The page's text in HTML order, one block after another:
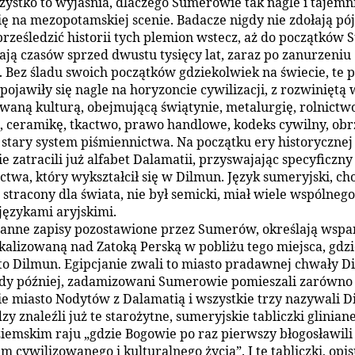
na mezopotamskiej scenie. Badacze nigdy nie zdołają
historii tych plemion wstecz, aż do początków
czasów sprzed dwustu tysięcy lat, zaraz po zanurzeniu
śladu swoich początków gdziekolwiek na świecie, te
się nagle na horyzoncie cywilizacji, z rozwiniętą
kulturą, obejmującą świątynie, metalurgię,
ceramikę, tkactwo, prawo handlowe, kodeks cywilny,
system piśmiennictwa. Na początku ery historycznej
zatracili już alfabet Dalamatii, przyswajając specyficzny
który wykształcił się w Dilmun. Język sumeryjski,
stracony dla świata, nie był semicki, miał wiele
aryjskimi.
zapisy pozostawione przez Sumerów, określają
nad Zatoką Perską w pobliżu tego miejsca,
Dilmun. Egipcjanie zwali to miasto pradawnej chwały
później, zadamizowani Sumerowie pomieszali
miasto Nodytów z Dalamatią i wszystkie trzy nazywali
znaleźli już te starożytne, sumeryjskie tabliczki
raju „gdzie Bogowie po raz pierwszy
cywilizowanego i kulturalnego życia”. I te tabliczki,